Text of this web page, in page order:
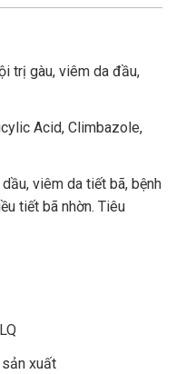
trị gàu, viêm da đầu,
Acid, Climbazole,
viêm da tiết bã, bệnh
tiết bã nhờn. Tiêu
xuất